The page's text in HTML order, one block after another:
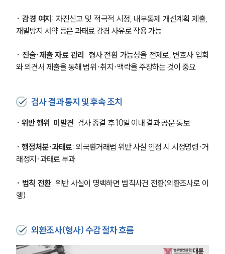
· 감경 여지: 자진신고 및 적극적 시정, 내부통제 개선계획 제출,
재발방지 서약 등은 과태료 감경 사유로 작용 가능
· 진술·제출 자료 관리: 형사 전환 가능성을 전제로, 변호사 입회
와 의견서 제출을 통해 범위·취지·맥락을 주장하는 것이 중요
검사 결과 통지 및 후속 조치
· 위반 행위  미발견: 검사 종결 후 10일 이내 결과 공문 통보
· 행정처분·과태료: 외국환거래법 위반 사실 인정 시 시정명령·거
래정지·과태료 부과
· 범칙 전환: 위반 사실이 명백하면 범칙사건 전환(외환조사로 이
행)
외환조사(형사) 수감 절차 흐름